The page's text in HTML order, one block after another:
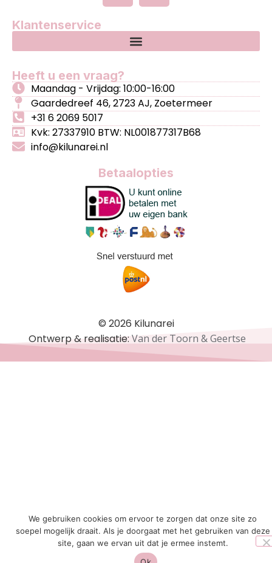
Klantenservice
Heeft u een vraag?
Maandag - Vrijdag: 10:00-16:00
Gaardedreef 46, 2723 AJ, Zoetermeer
+31 6 2069 5017
Kvk: 27337910 BTW: NL001877317B68
info@kilunarei.nl
Betaalopties
© 2026 Kilunarei
Ontwerp & realisatie:Van der Toorn & Geertse
We gebruiken cookies om ervoor te zorgen dat onze site zo
soepel mogelijk draait. Als je doorgaat met het gebruiken van deze
site, gaan we ervan uit dat je ermee instemt.